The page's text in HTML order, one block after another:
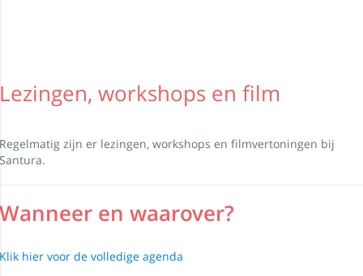
Lezingen, workshops en film
Regelmatig zijn er lezingen, workshops en filmvertoningen bij
Santura.
Wanneer en waarover?
Klik hier voor de volledige agenda